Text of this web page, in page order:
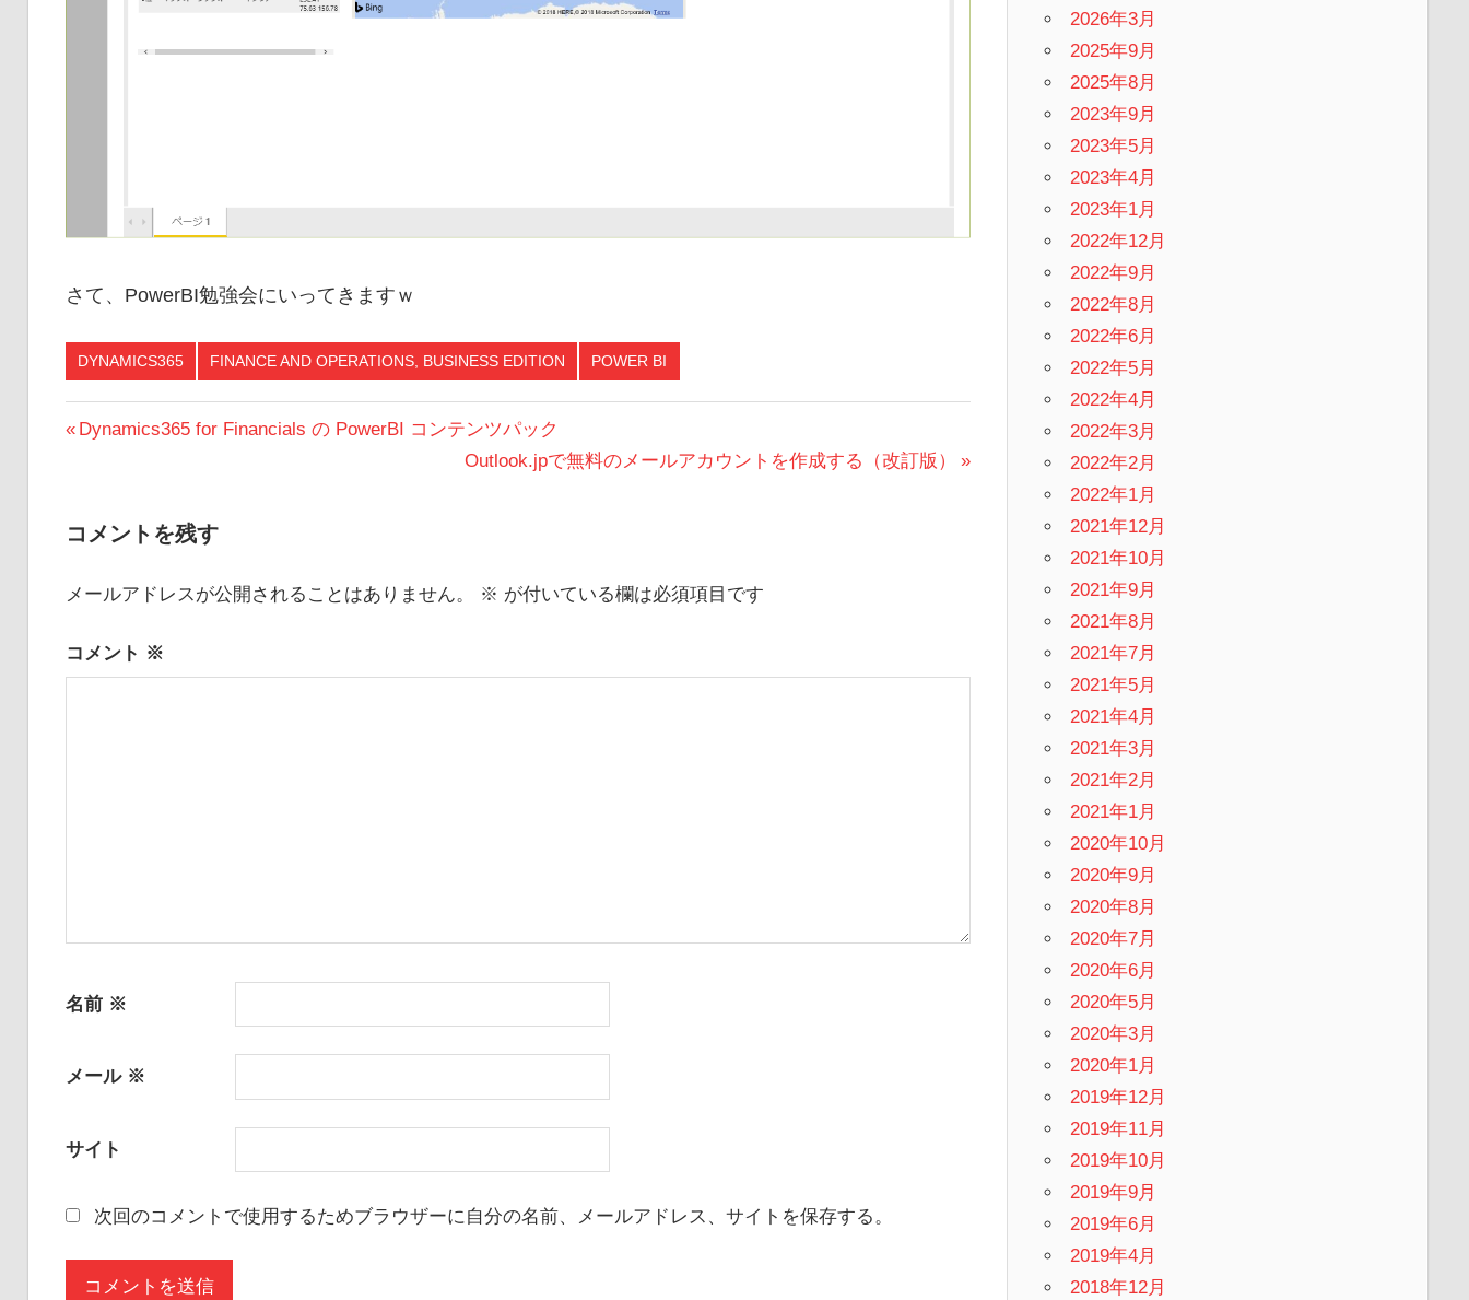
さて、PowerBI勉強会にいってきますｗ
DYNAMICS365 FINANCE AND OPERATIONS, BUSINESS EDITION POWER BI
投
ナ
ゲ
ー
シ
前
稿:
Dynamics365 for Financials の PowerBI コンテンツパック
次
Outlook.jpで無料のメールアカウントを作成する（改訂版）
コメントを残す
メールアドレスが公開されることはありません。 ※ が付いている欄は必須項目です
コメント ※
名前 ※
メール ※
サイト
次回のコメントで使用するためブラウザーに自分の名前、メールアドレス、サイトを保存する。
2026年3月
2025年9月
2025年8月
2023年9月
2023年5月
2023年4月
2023年1月
2022年12月
2022年9月
2022年8月
2022年6月
2022年5月
2022年4月
2022年3月
2022年2月
2022年1月
2021年12月
2021年10月
2021年9月
2021年8月
2021年7月
2021年5月
2021年4月
2021年3月
2021年2月
2021年1月
2020年10月
2020年9月
2020年8月
2020年7月
2020年6月
2020年5月
2020年3月
2020年1月
2019年12月
2019年11月
2019年10月
2019年9月
2019年6月
2019年4月
2018年12月